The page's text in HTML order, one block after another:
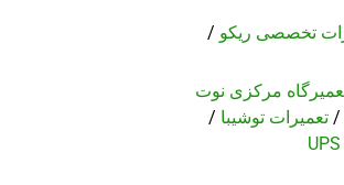
تخصصی ریکو /
مرکزی نوت
/تعمیرات توشیبا /